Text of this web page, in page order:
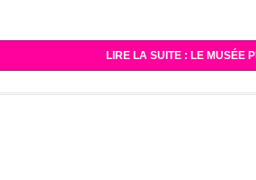
LIRE LA SUITE : LE MUSÉE